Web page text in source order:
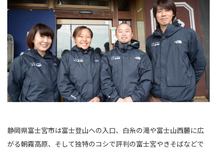
静岡県富士宮市は富士登山への入口、白糸の滝や富士山西麓に広
がる朝霧高原、そして独特のコシで評判の富士宮やきそばなどで